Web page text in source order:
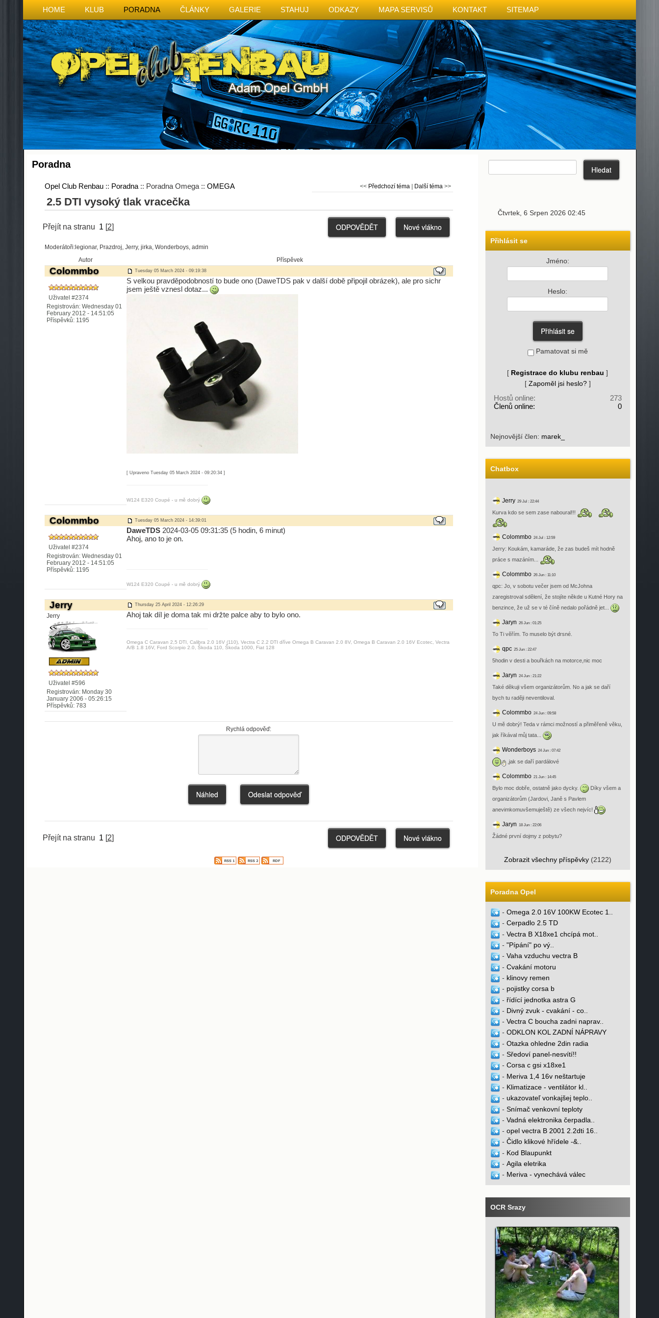
HOME KLUB PORADNA ČLÁNKY GALERIE STAHUJ ODKAZY MAPA SERVISŮ KONTAKT SITEMAP
Poradna
Opel Club Renbau:: Poradna:: Poradna Omega :: OMEGA << Předchozí téma| Další téma>>
2.5 DTI vysoký tlak vracečka
Přejít na stranu 1 [2]
Moderátoři:legionar, Prazdroj, Jerry, jirka, Wonderboys, admin
Autor
Příspěvek
Colommbo Tuesday 05 March 2024 - 09:19:38
Uživatel #2374
Registrován: Wednesday 01
February 2012 - 14:51:05
Příspěvků: 1195
S velkou pravděpodobností to bude ono (DaweTDS pak v další době připojil obrázek), ale pro sichr
jsem ještě vznesl dotaz...
[ Upraveno Tuesday 05 March 2024 - 09:20:34 ]
W124 E320 Coupé - u mě dobrý
Colommbo Tuesday 05 March 2024 - 14:39:01
Uživatel #2374
Registrován: Wednesday 01
February 2012 - 14:51:05
Příspěvků: 1195
DaweTDS2024-03-05 09:31:35 (5 hodin, 6 minut)
Ahoj, ano to je on.
W124 E320 Coupé - u mě dobrý
Jerry Thursday 25 April 2024 - 12:26:29
Jerry
Uživatel #596
Registrován: Monday 30
January 2006 - 05:26:15
Příspěvků: 783
Ahoj tak díl je doma tak mi držte palce aby to bylo ono.
Omega C Caravan 2,5 DTI, Calibra 2.0 16V (110), Vectra C 2.2 DTI dříve Omega B Caravan 2.0 8V, Omega B Caravan 2.0 16V Ecotec, Vectra
A/B 1.8 16V, Ford Scorpio 2.0, Škoda 110, Škoda 1000, Fiat 128
Rychlá odpověď:
Přejít na stranu 1 [2]
Čtvrtek, 6 Srpen 2026 02:45
Přihlásit se
Jméno:
Heslo:
Pamatovat si mě
[ Registrace do klubu renbau ]
[ Zapoměl jsi heslo?]
Hostů online:
273
Členů online:
0
Nejnovější člen: marek_
Chatbox
Jerry29 Jul : 22:44
Kurva kdo se sem zase naboural!!!
Colommbo24 Jul : 12:59
Jerry: Koukám, kamaráde, že zas budeš mít hodně
práce s mazáním...
Colommbo26 Jun : 11:10
qpc: Jo, v sobotu večer jsem od McJohna
zaregistroval sdělení, že stojíte někde u Kutné Hory na
benzince, že už se v té číně nedalo pořádně jet...
Jaryn 26 Jun : 01:25
To Ti věřím. To muselo být drsné.
qpc25 Jun : 22:47
5hodin v desti a bouřkách na motorce,nic moc
Jaryn 24 Jun : 21:22
Také děkuji všem organizátorům. No a jak se daří
bych tu raději neventiloval.
Colommbo24 Jun : 09:58
U mě dobrý! Teda v rámci možností a přiměřeně věku,
jak říkával můj tata...
Wonderboys24 Jun : 07:42
,jak se daří pardálové
Colommbo21 Jun : 14:45
Bylo moc dobře, ostatně jako dycky.
Díky všem a
organizátorům (Jardovi, Janě s Pavlem
anevimkomuvšemuještě) ze všech nejvíc!
Jaryn 18 Jun : 22:06
Žádné první dojmy z pobytu?
Zobrazit všechny příspěvky(2122)
Poradna Opel
- Omega 2.0 16V 100KW Ecotec 1..
- Cerpadlo 2.5 TD
- Vectra B X18xe1 chcípá mot..
- "Pípání" po vý..
- Vaha vzduchu vectra B
- Cvakání motoru
- klinovy remen
- pojistky corsa b
- řídící jednotka astra G
- Divný zvuk - cvakání - co..
- Vectra C boucha zadni naprav..
- ODKLON KOL ZADNÍ NÁPRAVY
- Otazka ohledne 2din radia
- Sředoví panel-nesvítí!!
- Corsa c gsi x18xe1
- Meriva 1,4 16v neštartuje
- Klimatizace - ventilátor kl..
- ukazovateľ vonkajšej teplo..
- Snímač venkovní teploty
- Vadná elektronika čerpadla..
- opel vectra B 2001 2.2dti 16..
- Čidlo klikové hřídele -&..
- Kod Blaupunkt
- Agila eletrika
- Meriva - vynechává válec
OCR Srazy